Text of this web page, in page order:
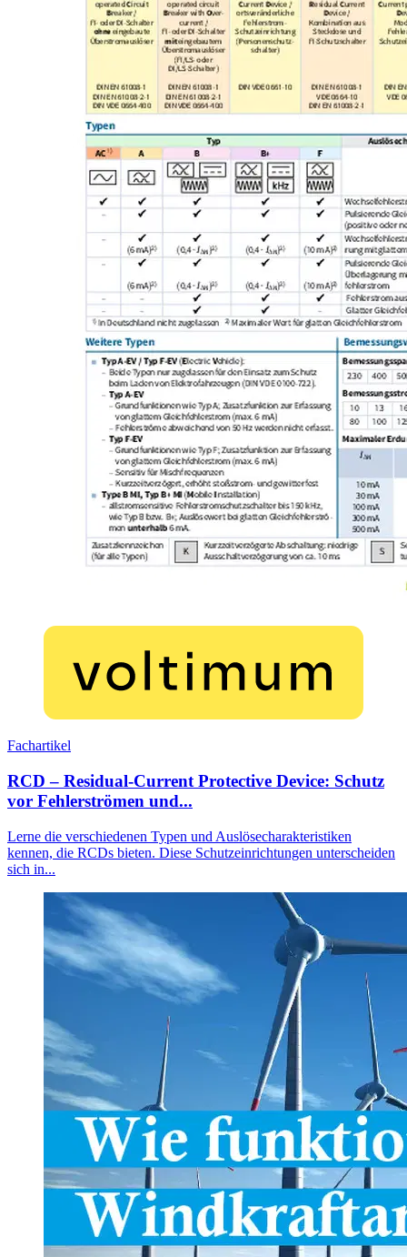
Fachartikel
RCD – Residual-Current Protective Device: Schutz
vor Fehlerströmen und...
Lerne die verschiedenen Typen und Auslösecharakteristiken
kennen, die RCDs bieten. Diese Schutzeinrichtungen unterscheiden
sich in...